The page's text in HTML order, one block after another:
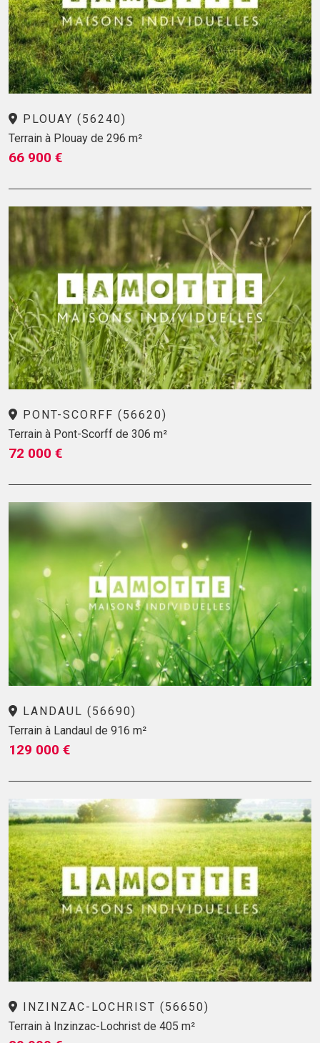
PLOUAY (56240)
Terrain à Plouay de 296 m²
66 900 €
PONT-SCORFF (56620)
Terrain à Pont-Scorff de 306 m²
72 000 €
LANDAUL (56690)
Terrain à Landaul de 916 m²
129 000 €
INZINZAC-LOCHRIST (56650)
Terrain à Inzinzac-Lochrist de 405 m²